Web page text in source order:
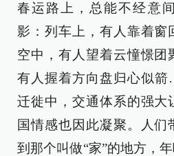
春运路上，总能不经意
影：列车上，有人靠着窗
空中，有人望着云憧憬团
有人握着方向盘归心似
迁徙中，交通体系的强大
国情感也因此凝聚。人们
到那个叫做“家”的地方，